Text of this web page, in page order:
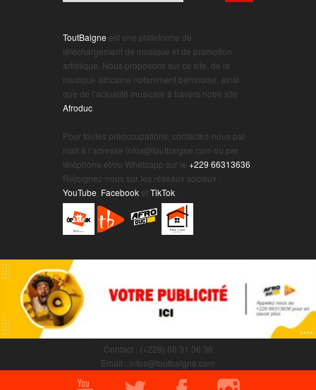
ToutBaigne est une plateforme de
téléchargement de musique et de promotion
artistique. Nous proposons sur ce site, de la
musique africaine notamment béninoise, ainsi
que de l’actualité musicale à travers notre site
Afroduc
Pour toutes préoccupations, contactez-nous par
mail à l’adresse infos@toutbaigne.com ou par
téléphone et/ou Whatsapp sur le +229 66313636
Rejoignez-nous sur les réseaux sociaux :
YouTube Facebook etTikTok
Contact : (+229) 66 31 36 36
Email : infos@toutbaigne.com